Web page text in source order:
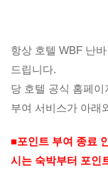
항상 호텔 WBF 난
드립니다.
당 호텔 공식 홈페
부여 서비스가 아래
■포인트 부여 종료
시는 숙박부터 포인